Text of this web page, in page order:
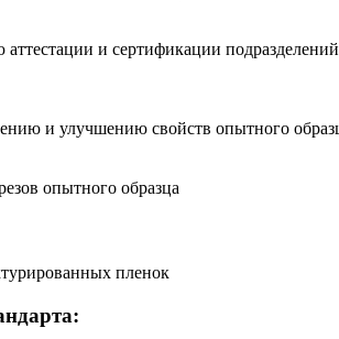
и сертификации
и улучшению свойств опытного
опытного образца
пленок